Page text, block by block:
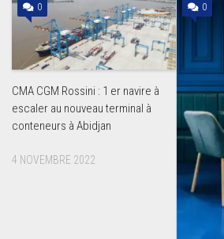
0
CMA CGM Rossini : 1 er navire à
escaler au nouveau terminal à
conteneurs à Abidjan
4 NOVEMBRE 2022
0